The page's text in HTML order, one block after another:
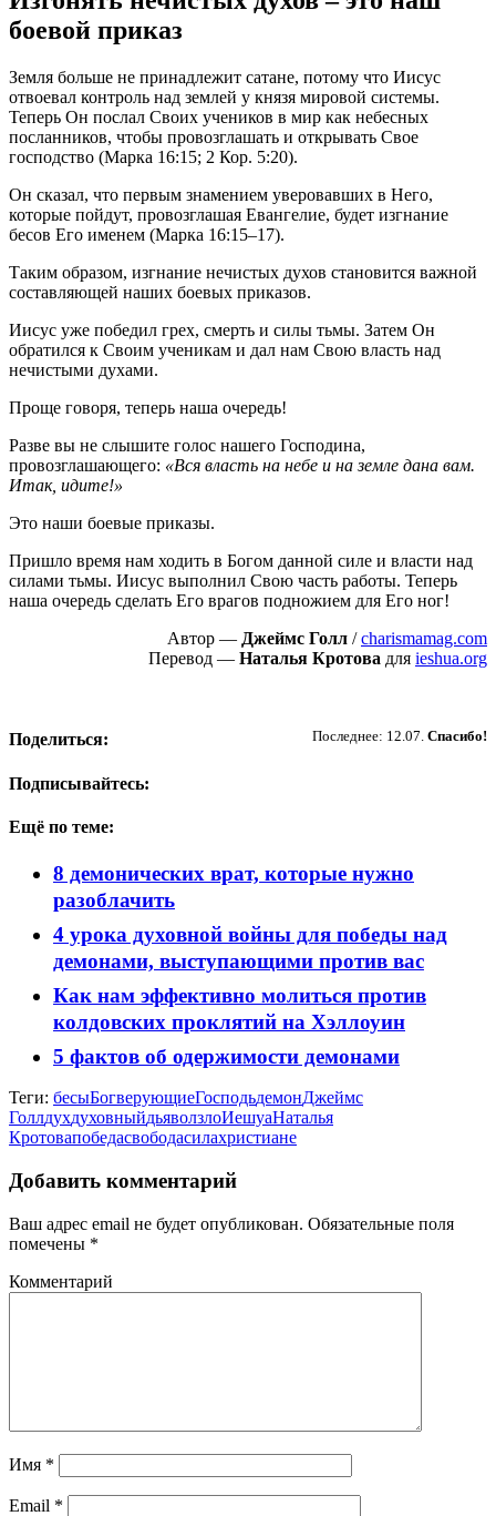
боевой приказ
Земля больше не принадлежит сатане, потому что Иисус
отвоевал контроль над землей у князя мировой системы.
Теперь Он послал Своих учеников в мир как небесных
посланников, чтобы провозглашать и открывать Свое
господство (Марка 16:15; 2 Кор. 5:20).
Он сказал, что первым знамением уверовавших в Него,
которые пойдут, провозглашая Евангелие, будет изгнание
бесов Его именем (Марка 16:15–17).
Таким образом, изгнание нечистых духов становится важной
составляющей наших боевых приказов.
Иисус уже победил грех, смерть и силы тьмы. Затем Он
обратился к Своим ученикам и дал нам Свою власть над
нечистыми духами.
Проще говоря, теперь наша очередь!
Разве вы не слышите голос нашего Господина,
провозглашающего: «Вся власть на небе и на земле дана вам.
Итак, идите!»
Это наши боевые приказы.
Пришло время нам ходить в Богом данной силе и власти над
силами тьмы. Иисус выполнил Свою часть работы. Теперь
наша очередь сделать Его врагов подножием для Его ног!
Автор — Джеймс Голл /charismamag.com
Перевод — Наталья Кротова для ieshua.org
Последнее: 12.07. Спасибо!
Поделиться:
Подписывайтесь:
Ещё по теме:
8 демонических врат, которые нужно
разоблачить
4 урока духовной войны для победы над
демонами, выступающими против вас
Как нам эффективно молиться против
колдовских проклятий на Хэллоуин
5 фактов об одержимости демонами
Теги: бесыБогверующиеГосподьдемонДжеймс
ГоллдухдуховныйдьяволзлоИешуаНаталья
Кротовапобедасвободасилахристиане
Добавить комментарий
Ваш адрес email не будет опубликован. Обязательные поля
помечены *
Комментарий
Имя *
Email *